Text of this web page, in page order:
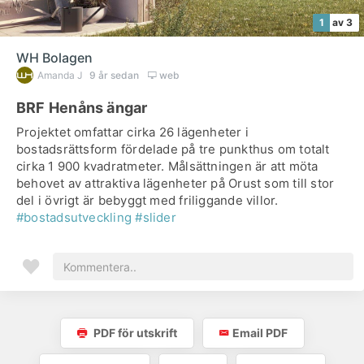
1 av 3
WH Bolagen
Amanda J 9 år sedan web
BRF Henåns ängar
Projektet omfattar cirka 26 lägenheter i
bostadsrättsform fördelade på tre punkthus om totalt
cirka 1 900 kvadratmeter. Målsättningen är att möta
behovet av attraktiva lägenheter på Orust som till stor
del i övrigt är bebyggt med friliggande villor.
#bostadsutveckling #slider
PDF för utskrift Email PDF